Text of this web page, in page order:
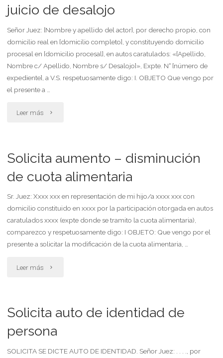
alimento
forma
virtual"
juicio de desalojo
Señor Juez: [Nombre y apellido del actor], por derecho propio, con
domicilio real en [domicilio completo], y constituyendo domicilio
procesal en [domicilio procesal], en autos caratulados: «[Apellido,
Nombre c/ Apellido, Nombre s/ Desalojo]», Expte. N° [número de
expediente], a V.S. respetuosamente digo: I. OBJETO Que vengo por
el presente a …
Leer más "Solicita
en
de
desalojo"
Solicita aumento – disminución
de cuota alimentaria
Sr. Juez: Xxxx xxx en representación de mi hijo/a xxxx xxx con
domicilio constituido en xxxx por la participación otorgada en autos
caratulados xxxx (expte donde se tramito la cuota alimentaria),
comparezco y respetuosamente digo: I OBJETO: Que vengo por el
presente a solicitar la modificación de la cuota alimentaria, …
Leer más "Solicita
Solicita auto de identidad de
persona
SOLICITA SE DICTE AUTO DE IDENTIDAD. Señor Juez: . . . ., por